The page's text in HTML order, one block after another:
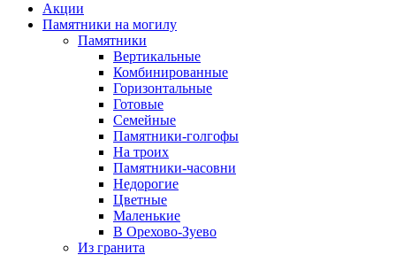
Акции
Памятники на могилу
Памятники
Вертикальные
Комбинированные
Горизонтальные
Готовые
Семейные
Памятники-голгофы
На троих
Памятники-часовни
Недорогие
Цветные
Маленькие
В Орехово-Зуево
Из гранита